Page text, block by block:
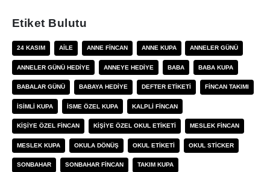
Etiket Bulutu
24 KASIM AILE ANNE FINCAN ANNE KUPA ANNELER GÜNÜ
ANNELER GÜNÜ HEDIYE ANNEYE HEDIYE BABA BABA KUPA
BABALAR GÜNÜ BABAYA HEDIYE DEFTER ETIKETI FINCAN TAKIMI
ISIMLI KUPA ISME ÖZEL KUPA KALPLI FINCAN
KIŞIYE ÖZEL FINCAN KIŞIYE ÖZEL OKUL ETIKETI MESLEK FINCAN
MESLEK KUPA OKULA DÖNÜŞ OKUL ETIKETI OKUL STICKER
SONBAHAR SONBAHAR FINCAN TAKIM KUPA